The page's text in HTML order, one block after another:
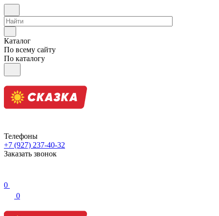
Каталог
По всему сайту
По каталогу
Телефоны
+7 (927) 237-40-32
Заказать звонок
0
0